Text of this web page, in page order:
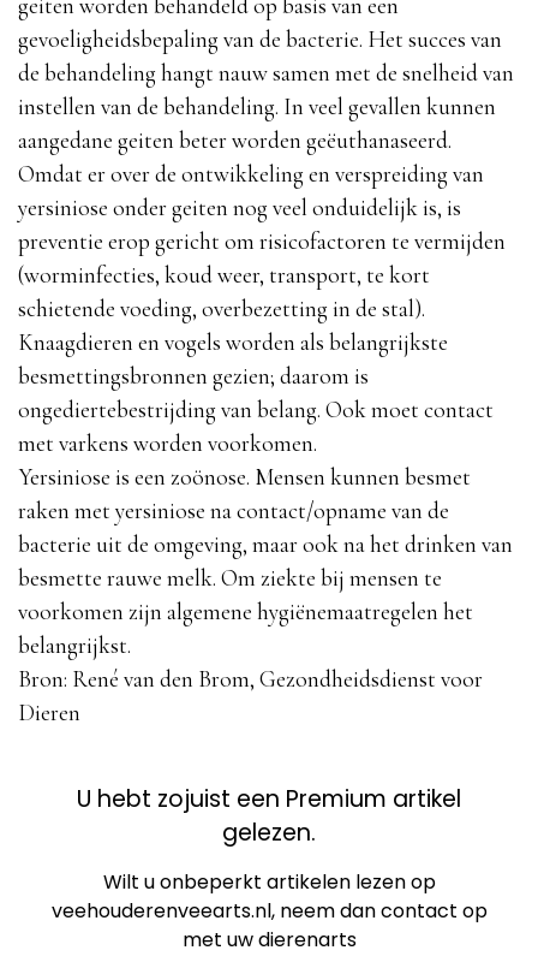
geiten worden behandeld op basis van een
gevoeligheidsbepaling van de bacterie. Het succes van
de behandeling hangt nauw samen met de snelheid van
instellen van de behandeling. In veel gevallen kunnen
aangedane geiten beter worden geëuthanaseerd.
Omdat er over de ontwikkeling en verspreiding van
yersiniose onder geiten nog veel onduidelijk is, is
preventie erop gericht om risicofactoren te vermijden
(worminfecties, koud weer, transport, te kort
schietende voeding, overbezetting in de stal).
Knaagdieren en vogels worden als belangrijkste
besmettingsbronnen gezien; daarom is
ongediertebestrijding van belang. Ook moet contact
met varkens worden voorkomen.
Yersiniose is een zoönose. Mensen kunnen besmet
raken met yersiniose na contact/opname van de
bacterie uit de omgeving, maar ook na het drinken van
besmette rauwe melk. Om ziekte bij mensen te
voorkomen zijn algemene hygiënemaatregelen het
belangrijkst.
Bron: René van den Brom, Gezondheidsdienst voor
Dieren
U hebt zojuist een Premium artikel
gelezen.
Wilt u onbeperkt artikelen lezen op
veehouderenveearts.nl, neem dan contact op
met uw dierenarts